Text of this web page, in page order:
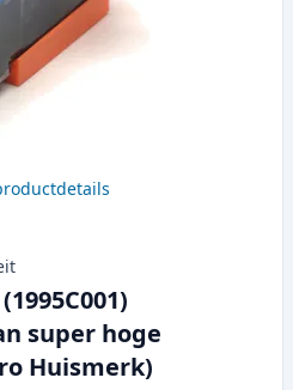
super hoge
Huismerk)